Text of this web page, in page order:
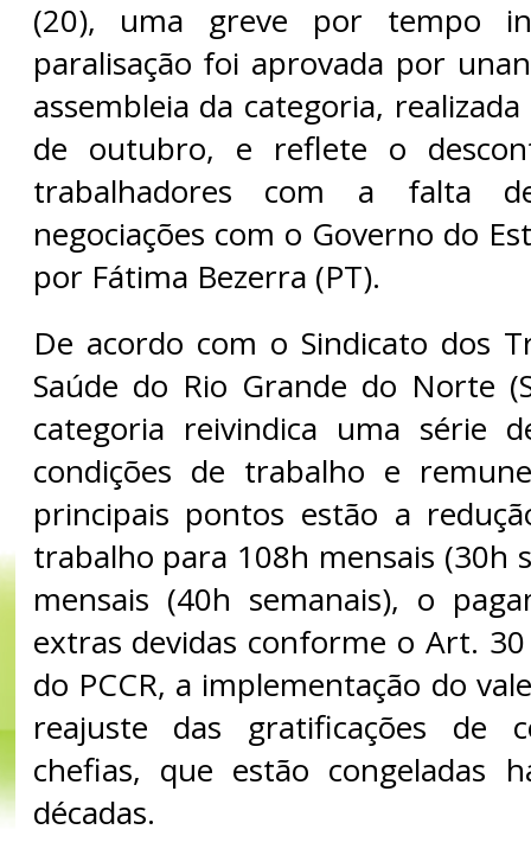
(20), uma greve por tempo
paralisação foi aprovada por
assembleia da categoria,
de outubro, e reflete o
trabalhadores com a falta
negociações com o Governo do
por Fátima Bezerra (PT).
De acordo com o Sindicato dos
Saúde do Rio Grande do Norte
categoria reivindica uma série
condições de trabalho e
principais pontos estão a
trabalho para 108h mensais (30h
mensais (40h semanais), o
extras devidas conforme o Art.
do PCCR, a implementação do
reajuste das gratificações de
chefias, que estão congeladas
décadas.